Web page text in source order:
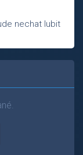
nechat lubit